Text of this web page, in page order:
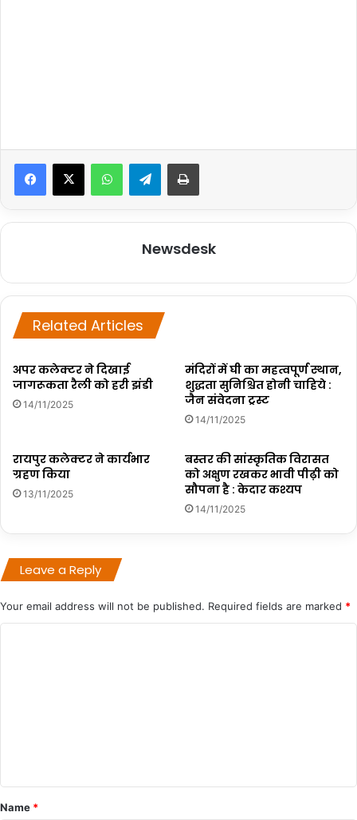
Telegram
Newsdesk
Related Articles
अपर कलेक्टर ने दिखाई
जागरूकता रैली को हरी झंडी
14/11/2025
मंदिरों में घी का महत्वपूर्ण स्थान,
शुद्धता सुनिश्चित होनी चाहिये :
जैन संवेदना ट्रस्ट
14/11/2025
रायपुर कलेक्टर ने कार्यभार
ग्रहण किया
13/11/2025
बस्तर की सांस्कृतिक विरासत
को अक्षुण रखकर भावी पीढ़ी को
सौपना है : केदार कश्यप
14/11/2025
Leave a Reply
Your email address will not be published. Required fields are marked *
*
Name *